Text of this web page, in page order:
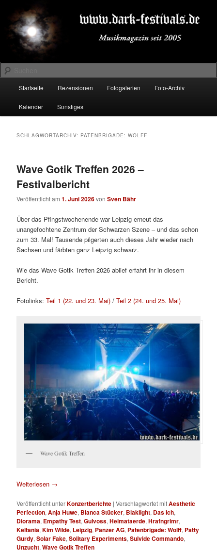
primären
Inhalt
springen
sekundären
Inhalt
springenDARK-FESTIVALS.DE
Suchen
Startseite Rezensionen Fotogalerien Foto-Archiv
Kalender Sonstiges
SCHLAGWORTARCHIV: PATENBRIGADE: WOLFF
Wave Gotik Treffen 2026 –
Festivalbericht
Veröffentlicht am1. Juni 2026vonSven Bähr
Über das Pfingstwochenende war Leipzig erneut das
unangefochtene Zentrum der Schwarzen Szene – und das schon
zum 33. Mal! Tausende pilgerten auch dieses Jahr wieder nach
Sachsen und färbten ganz Leipzig schwarz.
Wie das Wave Gotik Treffen 2026 ablief erfahrt ihr in diesem
Bericht.
Fotolinks:Teil 1 (22. und 23. Mai) /Teil 2 (24. und 25. Mai)
Wave Gotik Treffen
Weiterlesen →
Veröffentlicht unterKonzertberichte |Verschlagwortet mitAesthetic
Perfection,Anja Huwe, Bianca Stücker, Blaklight, Das Ich,
Diorama, Empathy Test,Gulvoss,Heimataerde,Hrafngrimr,
Keltania,Kim Wilde, Leipzig, Panzer AG, Patenbrigade: Wolff, Patty
Gurdy,Solar Fake,Solitary Experiments,Suivide Commando,
Unzucht,Wave Gotik Treffen